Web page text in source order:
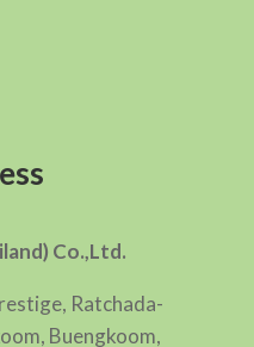
Co.,Ltd.
Ratchada-
Buengkoom,